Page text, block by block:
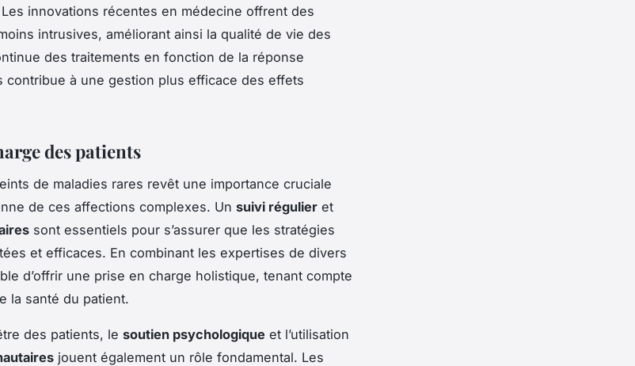
innovations récentes en médecine offrent des
intrusives, améliorant ainsi la qualité de vie des
des traitements en fonction de la réponse
contribue à une gestion plus efficace des effets
des patients
de maladies rares revêt une importance cruciale
de ces affections complexes. Un suivi régulier et
sont essentiels pour s’assurer que les stratégies
et efficaces. En combinant les expertises de divers
d’offrir une prise en charge holistique, tenant compte
la santé du patient.
des patients, le soutien psychologique et l’utilisation
jouent également un rôle fondamental. Les